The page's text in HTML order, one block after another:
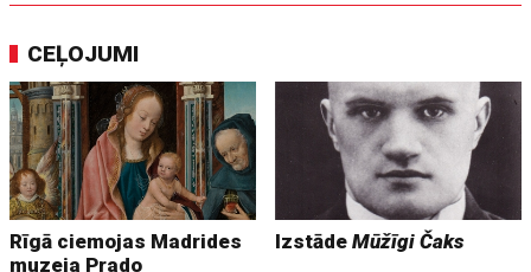
CEĻOJUMI
Rīgā ciemojas Madrides
muzeja Prado
IzstādeMūžīgi Čaks